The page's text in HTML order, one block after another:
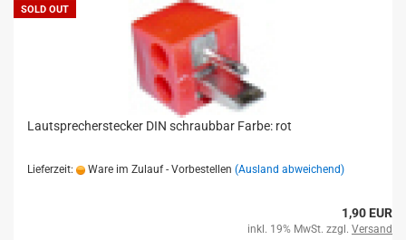
SOLD OUT
Lautsprecherstecker DIN schraubbar Farbe: rot
Lieferzeit: Ware im Zulauf - Vorbestellen (Ausland abweichend)
1,90 EUR
inkl. 19% MwSt. zzgl. Versand